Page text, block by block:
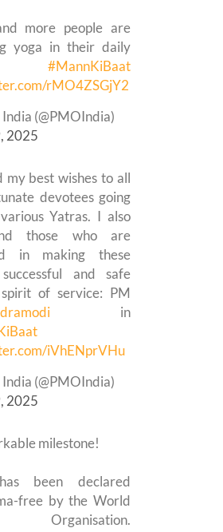
more people are
yoga in their daily
#MannKiBaat
rMO4ZSGjY2
(@PMOIndia)
2025
my best wishes to all
devotees going
Yatras. I also
those who are
in making these
and safe
of service: PM
in
iVhENprVHu
(@PMOIndia)
2025
milestone!
been declared
free by the World
Organisation.